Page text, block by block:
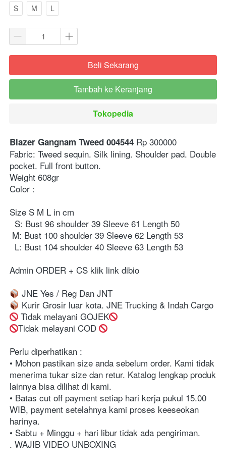
S
M L
`Beli Sekarang
`
Tambah ke Keranjang
`
Tokopedia
Blazer Gangnam Tweed 004544 Rp 300000⁣⁣⁣⁣⁣⁣⁣⁣⁣
Fabric: Tweed sequin. Silk lining. Shoulder pad. Double
pocket. Full front button.⁣⁣⁣⁣⁣⁣⁣⁣⁣
Weight 608gr ⁣⁣⁣⁣⁣⁣⁣⁣⁣
⁣⁣Color :
Size S M L in cm ⁣⁣⁣⁣⁣⁣⁣⁣⁣
  S: Bust 96 shoulder 39 Sleeve 61 Length 50⁣⁣⁣⁣⁣⁣⁣⁣⁣
M: Bust 100 shoulder 39 Sleeve 62 Length 53⁣⁣⁣⁣⁣⁣⁣⁣⁣
  L: Bust 104 shoulder 40 Sleeve 63 Length 53⁣⁣⁣⁣⁣⁣⁣⁣⁣
⁣⁣⁣⁣⁣⁣⁣⁣⁣Admin ORDER + CS klik link dibio⁣⁣⁣⁣⁣⁣⁣⁣⁣⁣⁣⁣⁣⁣⁣⁣⁣⁣⁣⁣⁣⁣⁣⁣⁣⁣⁣
JNE Yes / Reg Dan JNT⁣⁣⁣⁣⁣⁣⁣⁣⁣⁣⁣⁣⁣⁣⁣⁣⁣⁣⁣⁣⁣⁣⁣⁣⁣⁣⁣
Kurir Grosir luar kota. JNE Trucking & Indah Cargo⁣⁣⁣⁣⁣⁣⁣⁣⁣⁣⁣⁣⁣⁣⁣⁣⁣⁣⁣⁣⁣⁣⁣⁣⁣⁣⁣
Tidak melayani GOJEK
Tidak melayani COD
Perlu diperhatikan :⁣⁣⁣⁣⁣⁣⁣⁣⁣⁣⁣⁣⁣⁣⁣⁣⁣⁣⁣⁣⁣⁣⁣⁣⁣⁣⁣⁣⁣⁣⁣⁣
• Mohon pastikan size anda sebelum order. Kami tidak
menerima tukar size dan retur. Katalog lengkap produk
lainnya bisa dilihat di kami.⁣⁣⁣⁣⁣⁣⁣⁣⁣⁣⁣⁣⁣⁣⁣⁣⁣⁣⁣⁣⁣⁣⁣⁣⁣⁣⁣⁣⁣⁣⁣⁣
• Batas cut off payment setiap hari kerja pukul 15.00
WIB, payment setelahnya kami proses keeseokan
harinya. ⁣⁣⁣⁣⁣⁣⁣⁣⁣⁣⁣⁣⁣⁣⁣⁣⁣⁣⁣⁣⁣⁣⁣⁣⁣⁣⁣⁣⁣⁣⁣
• Sabtu + Minggu + hari libur tidak ada pengiriman. ⁣⁣⁣⁣⁣⁣⁣⁣⁣⁣⁣⁣⁣⁣⁣⁣⁣⁣⁣⁣⁣⁣⁣⁣⁣⁣⁣⁣⁣⁣⁣
. WAJIB VIDEO UNBOXING